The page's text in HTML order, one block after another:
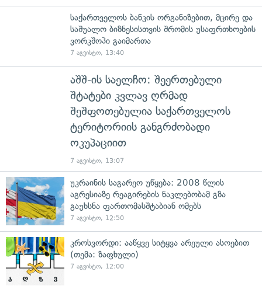
საქართველოს ბანკის ორგანიზებით, მცირე და
საშუალო ბიზნესისთვის შრომის უსაფრთხოების
ვორკშოპი გაიმართა
7 აგვისტო, 13:40
აშშ-ის საელჩო: შეერთებული
შტატები კვლავ ღრმად
შეშფოთებულია საქართველოს
ტერიტორიის განგრძობადი
ოკუპაციით
7 აგვისტო, 13:07
უკრაინის საგარეო უწყება: 2008 წლის
აგრესიაზე რეაგირების ნაკლებობამ გზა
გაუხსნა ფართომასშტაბიან ომებს
7 აგვისტო, 12:50
კროსვორდი: ააწყვე სიტყვა არეული ასოებით
(თემა: ზაფხული)
7 აგვისტო, 12:00